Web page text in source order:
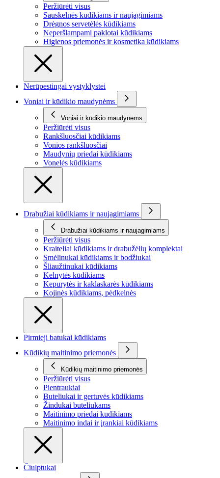
Peržiūrėti visus
Sauskelnės kūdikiams ir naujagimiams
Drėgnos servetėlės kūdikiams
Neperšlampami paklotai kūdikiams
Higienos priemonės ir kosmetika kūdikiams
Nerūpestingai vystyklystei
Voniai ir kūdikio maudynėms
Voniai ir kūdikio maudynėms
Peržiūrėti visus
Rankšluosčiai kūdikiams
Vonios rankšluosčiai
Maudynių priedai kūdikiams
Vonelės kūdikiams
Drabužiai kūdikiams ir naujagimiams
Drabužiai kūdikiams ir naujagimiams
Peržiūrėti visus
Kraiteliai kūdikiams ir drabužėlių komplektai
Smėlinukai kūdikiams ir bodžiukai
Šliaužtinukai kūdikiams
Kelnytės kūdikiams
Kepurytės ir kaklaskarės kūdikiams
Kojinės kūdikiams, pėdkelnės
Pirmieji batukai kūdikiams
Kūdikių maitinimo priemonės
Kūdikių maitinimo priemonės
Peržiūrėti visus
Pientraukiai
Buteliukai ir gertuvės kūdikiams
Žindukai buteliukams
Maitinimo priedai kūdikiams
Maitinimo indai ir įrankiai kūdikiams
Čiulptukai